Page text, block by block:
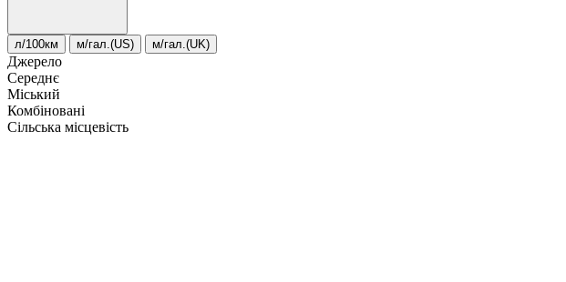
л/100км м/гал.(US) м/гал.(UK)
Джерело
Середнє
Міський
Комбіновані
Сільська місцевість